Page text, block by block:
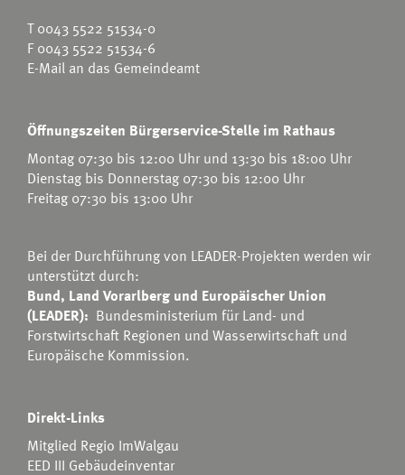
T0043 5522 51534-0
F 0043 5522 51534-6
E-Mail an das Gemeindeamt
Öffnungszeiten Bürgerservice-Stelle im Rathaus
Montag 07:30 bis 12:00 Uhr und 13:30 bis 18:00 Uhr
Dienstag bis Donnerstag 07:30 bis 12:00 Uhr
Freitag 07:30 bis 13:00 Uhr
Bei der Durchführung von LEADER-Projekten werden wir
unterstützt durch:
Bund, Land Vorarlberg und Europäischer Union
(LEADER): Bundesministerium für Land- und
Forstwirtschaft Regionen und Wasserwirtschaft und
Europäische Kommission.
Direkt-Links
Mitglied Regio ImWalgau
EED III Gebäudeinventar